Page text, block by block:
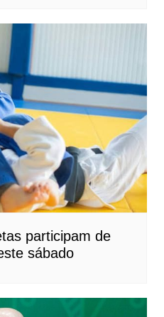
participam de
sábado